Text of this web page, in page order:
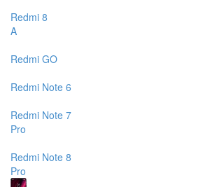
Redmi 8
A
Redmi GO
Redmi Note 6
Redmi Note 7
Pro
Redmi Note 8
Pro